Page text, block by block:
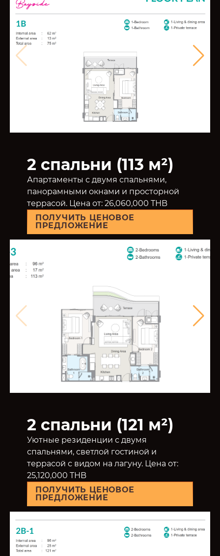
2 спальни (113 м²)
Апартаменты с двумя спальнями,
панорамными окнами и просторной
террасой. Цена от: 26,060,000 THB
ПОЛУЧИТЬ ЦЕНОВОЕ
ПРЕДЛОЖЕНИЕ
2 спальни (121 м²)
Уютные резиденции с двумя
спальнями, светлой гостиной и
террасой с видом на лагуну. Цена от:
25,120,000 THB
ПОЛУЧИТЬ ЦЕНОВОЕ
ПРЕДЛОЖЕНИЕ